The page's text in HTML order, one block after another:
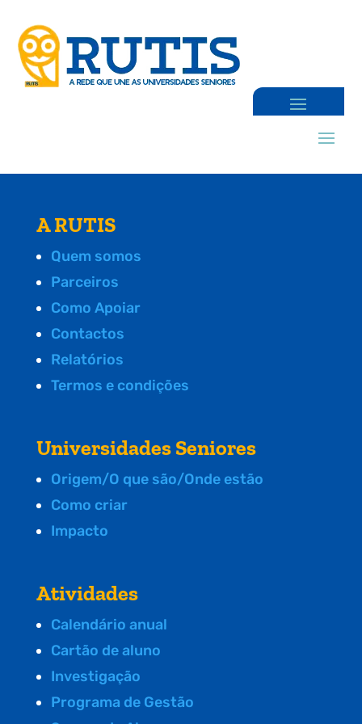
A RUTIS
Quem somos
Parceiros
Como Apoiar
Contactos
Relatórios
Termos e condições
Universidades Seniores
Origem/O que são/Onde estão
Como criar
Impacto
Atividades
Calendário anual
Cartão de aluno
Investigação
Programa de Gestão